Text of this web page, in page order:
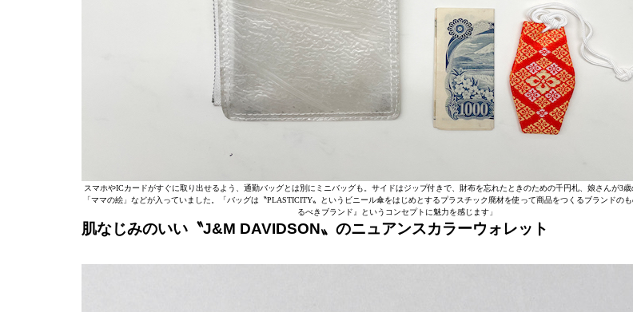
スマホやICカードがすぐに取り出せるよう、通勤バッグとは別にミニバッグも。サイドはジップ付きで、財布を忘れたときのための千円札、娘さんが3
「ママの絵」などが入っていました。「バッグは〝PLASTICITY〟というビニール傘をはじめとするプラスチック廃材を使って商品をつくるブランドの
るべきブランド』というコンセプトに魅力を感じます」
肌なじみのいい〝J&M DAVIDSON〟のニュアンスカラーウォレット